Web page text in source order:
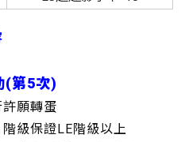
(第5次)
願轉蛋
級保證LE階級以上